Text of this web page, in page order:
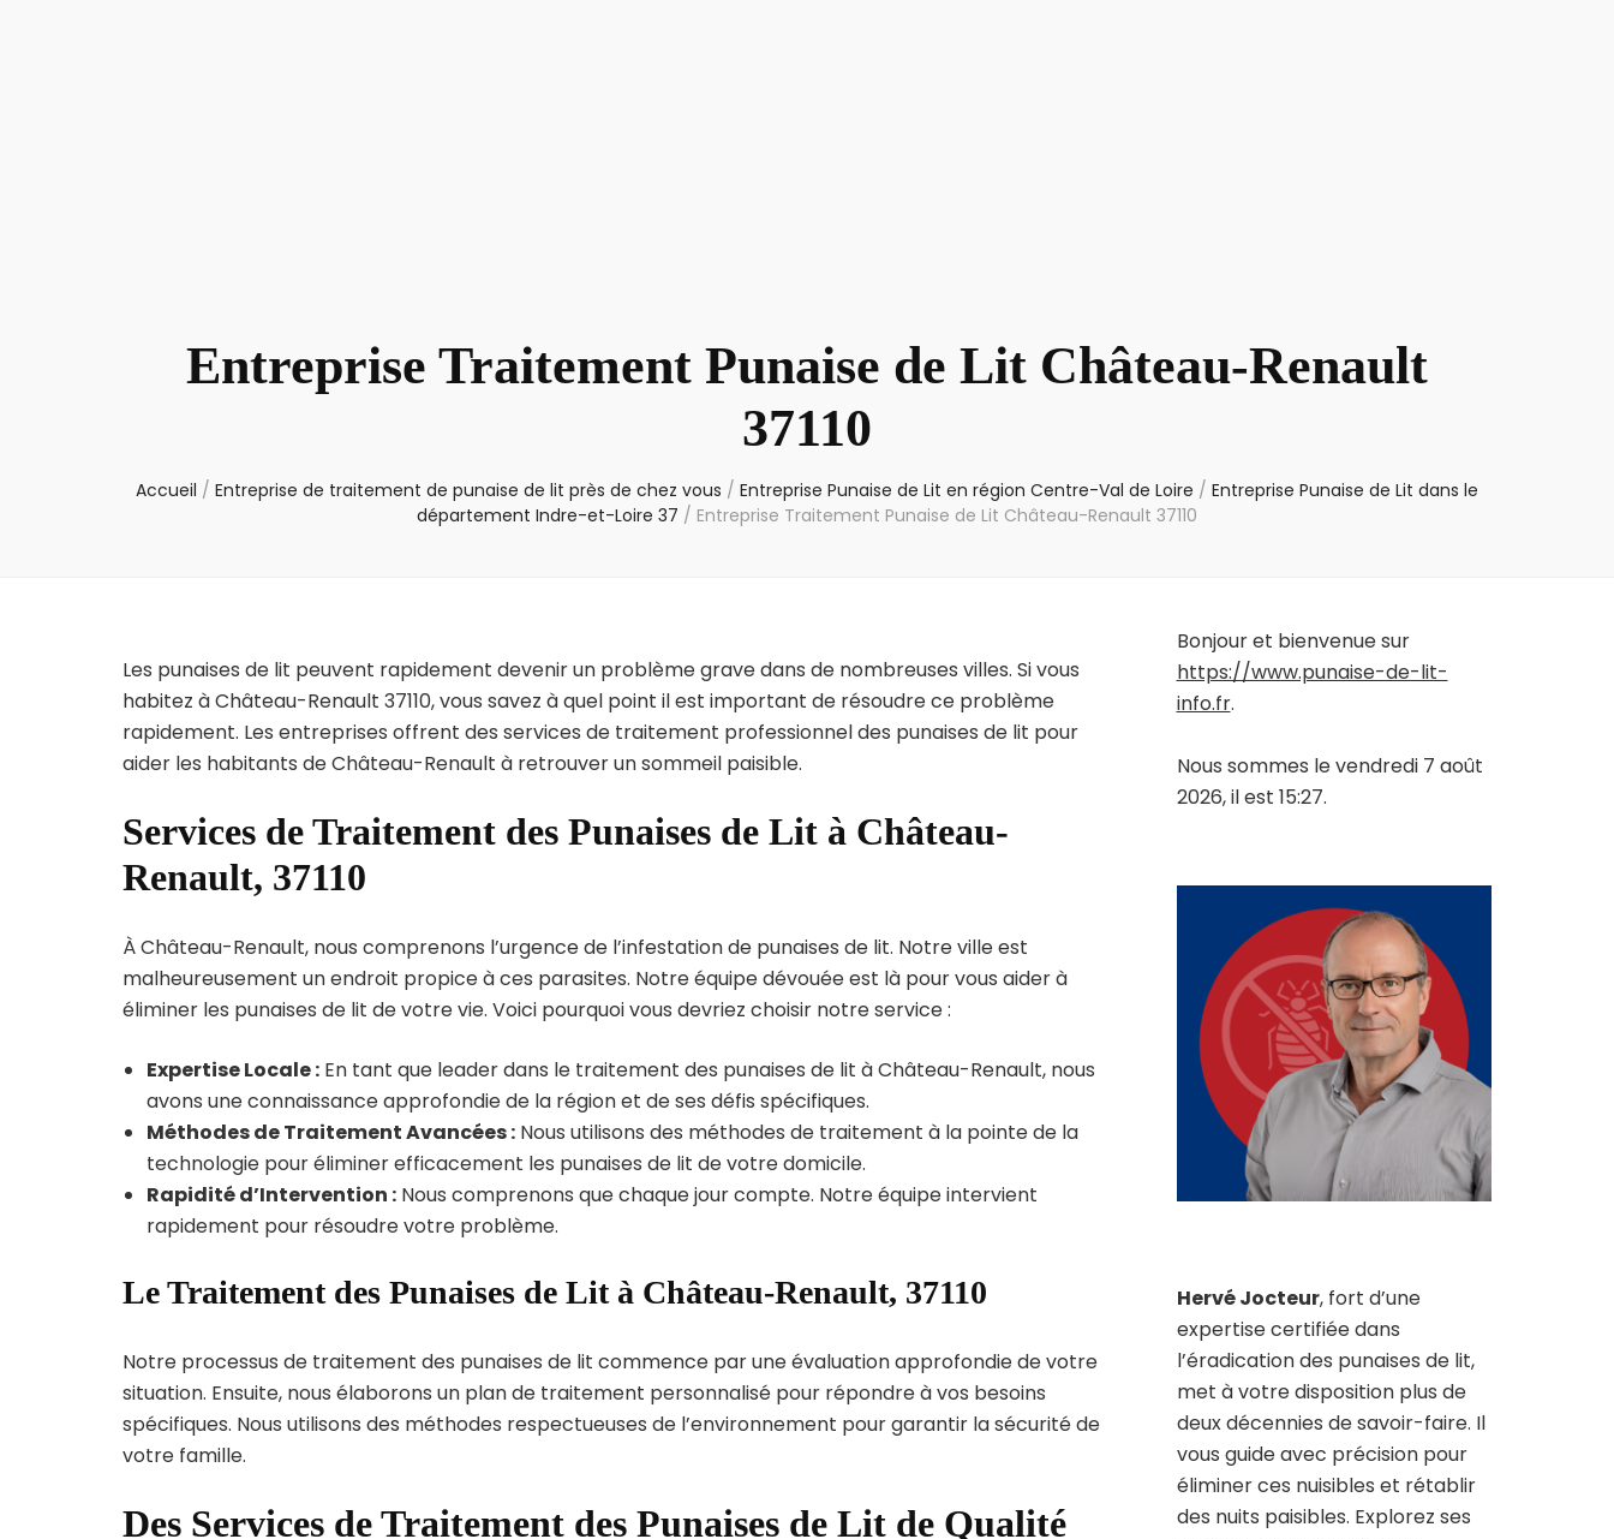
Entreprise Traitement Punaise de Lit Château-Renault
37110
Accueil / Entreprise de traitement de punaise de lit près de chez vous / Entreprise Punaise de Lit en région Centre-Val de Loire / Entreprise Punaise de Lit dans le
département Indre-et-Loire 37 / Entreprise Traitement Punaise de Lit Château-Renault 37110
Les punaises de lit peuvent rapidement devenir un problème grave dans de nombreuses villes. Si vous
habitez à Château-Renault 37110, vous savez à quel point il est important de résoudre ce problème
rapidement. Les entreprises offrent des services de traitement professionnel des punaises de lit pour
aider les habitants de Château-Renault à retrouver un sommeil paisible.
Services de Traitement des Punaises de Lit à Château-
Renault, 37110
À Château-Renault, nous comprenons l’urgence de l’infestation de punaises de lit. Notre ville est
malheureusement un endroit propice à ces parasites. Notre équipe dévouée est là pour vous aider à
éliminer les punaises de lit de votre vie. Voici pourquoi vous devriez choisir notre service :
Expertise Locale : En tant que leader dans le traitement des punaises de lit à Château-Renault, nous
avons une connaissance approfondie de la région et de ses défis spécifiques.
Méthodes de Traitement Avancées : Nous utilisons des méthodes de traitement à la pointe de la
technologie pour éliminer efficacement les punaises de lit de votre domicile.
Rapidité d’Intervention : Nous comprenons que chaque jour compte. Notre équipe intervient
rapidement pour résoudre votre problème.
Le Traitement des Punaises de Lit à Château-Renault, 37110
Notre processus de traitement des punaises de lit commence par une évaluation approfondie de votre
situation. Ensuite, nous élaborons un plan de traitement personnalisé pour répondre à vos besoins
spécifiques. Nous utilisons des méthodes respectueuses de l’environnement pour garantir la sécurité de
votre famille.
Des Services de Traitement des Punaises de Lit de Qualité
Bonjour et bienvenue sur
https://www.punaise-de-lit-
info.fr.
Nous sommes le vendredi 7 août
2026, il est 15:27.
Hervé Jocteur, fort d’une
expertise certifiée dans
l’éradication des punaises de lit,
met à votre disposition plus de
deux décennies de savoir-faire. Il
vous guide avec précision pour
éliminer ces nuisibles et rétablir
des nuits paisibles. Explorez ses